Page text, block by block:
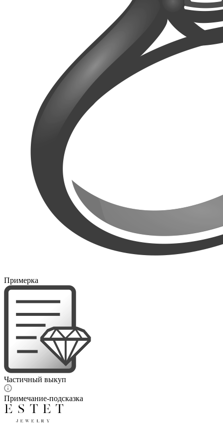
Примерка
Частичный выкуп
Примечание-подсказка